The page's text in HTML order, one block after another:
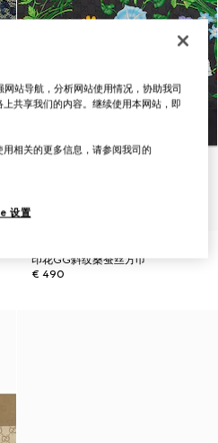
印花GG斜纹桑蚕丝方巾
€ 490
站导航，分析网站使用情况，协助我司
共享我们的内容。继续使用本网站，即
相关的更多信息，请参阅我司的
设置